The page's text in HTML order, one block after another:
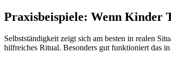
Praxisbeispiele: Wenn Kinder
Selbstständigkeit zeigt sich am besten in realen
hilfreiches Ritual. Besonders gut funktioniert das